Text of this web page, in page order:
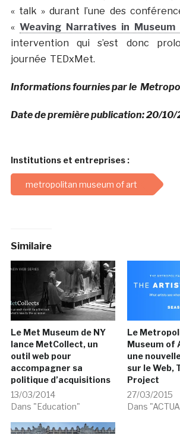
« talk » durant l’une des
« Weaving Narratives in Museum
intervention qui s’est donc
journée TEDxMet.
Informations fournies par le
Date de première publication: 20/10/
Institutions et entreprises :
metropolitan museum of art
Similaire
Le Met Museum de NY
lance MetCollect, un
outil web pour
accompagner sa
politique d’acquisitions
13/03/2014
Dans "Education"
Le
Museum of
une
sur le Web,
Project
27/03/2015
Dans